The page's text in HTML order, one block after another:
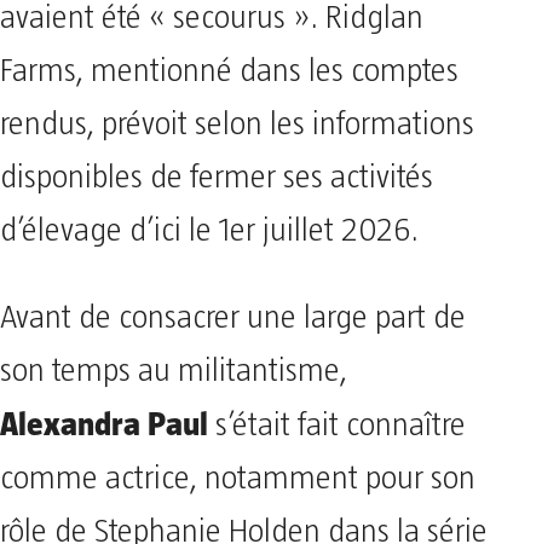
avaient été « secourus ». Ridglan
Farms, mentionné dans les comptes
rendus, prévoit selon les informations
disponibles de fermer ses activités
d’élevage d’ici le 1er juillet 2026.
Avant de consacrer une large part de
son temps au militantisme,
Alexandra Paul s’était fait connaître
comme actrice, notamment pour son
rôle de Stephanie Holden dans la série